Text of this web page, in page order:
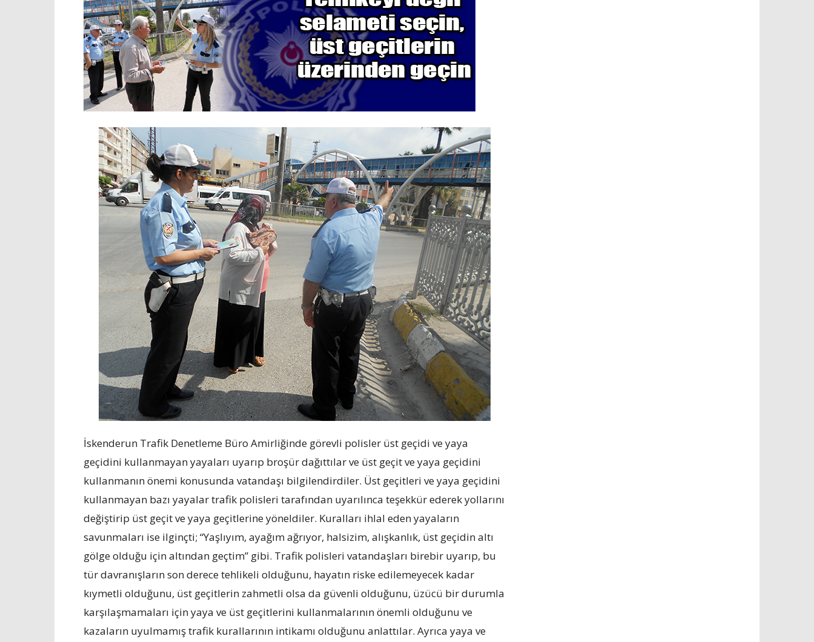
İskenderun Trafik Denetleme Büro Amirliğinde görevli polisler üst geçidi ve yaya
geçidini kullanmayan yayaları uyarıp broşür dağıttılar ve üst geçit ve yaya geçidini
kullanmanın önemi konusunda vatandaşı bilgilendirdiler. Üst geçitleri ve yaya geçidini
kullanmayan bazı yayalar trafik polisleri tarafından uyarılınca teşekkür ederek yollarını
değiştirip üst geçit ve yaya geçitlerine yöneldiler. Kuralları ihlal eden yayaların
savunmaları ise ilginçti; “Yaşlıyım, ayağım ağrıyor, halsizim, alışkanlık, üst geçidin altı
gölge olduğu için altından geçtim” gibi. Trafik polisleri vatandaşları birebir uyarıp, bu
tür davranışların son derece tehlikeli olduğunu, hayatın riske edilemeyecek kadar
kıymetli olduğunu, üst geçitlerin zahmetli olsa da güvenli olduğunu, üzücü bir durumla
karşılaşmamaları için yaya ve üst geçitlerini kullanmalarının önemli olduğunu ve
kazaların uyulmamış trafik kurallarının intikamı olduğunu anlattılar. Ayrıca yaya ve